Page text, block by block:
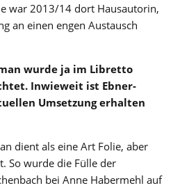
war 2013/14 dort Hausautorin,
an einen engen Austausch
wurde ja im Libretto
Inwieweit ist Ebner-
Umsetzung erhalten
dient als eine Art Folie, aber
So wurde die Fülle der
bei Anne Habermehl auf